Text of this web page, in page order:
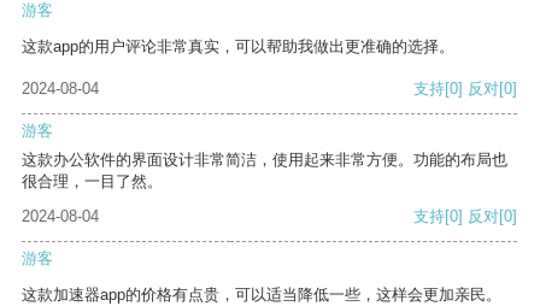
游客
这款app的用户评论非常真实，可以帮助我做出更准确的选择。
2024-08-04 支持[0] 反对[0]
游客
这款办公软件的界面设计非常简洁，使用起来非常方便。功能的布局也
很合理，一目了然。
2024-08-04
支持[0] 反对[0]
游客
这款加速器app的价格有点贵，可以适当降低一些，这样会更加亲民。